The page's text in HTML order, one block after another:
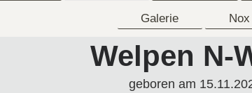
Galerie Nox
Welpen N-
geboren am